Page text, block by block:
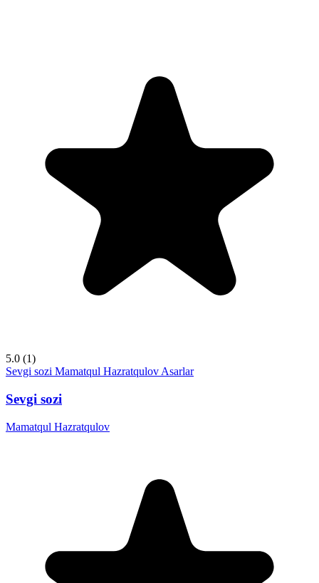
5.0 (1)
Sevgi sozi Mamatqul HazratqulovAsarlar
Sevgi sozi
Mamatqul Hazratqulov